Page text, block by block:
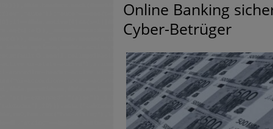
Digitale
Online Banking
Cyber-Betrüger